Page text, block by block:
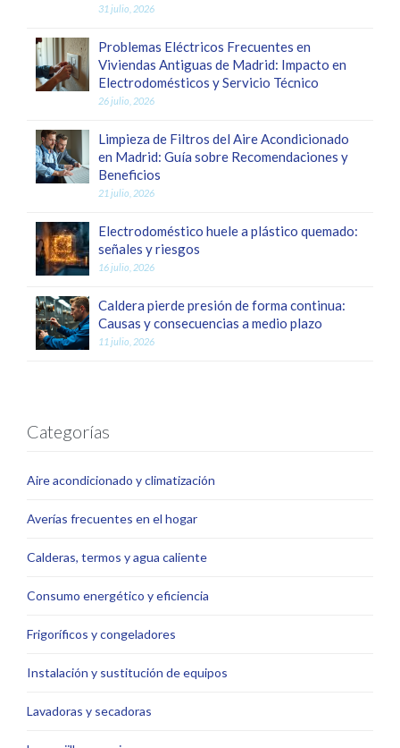
31 julio, 2026
Problemas Eléctricos Frecuentes en
Viviendas Antiguas de Madrid: Impacto en
Electrodomésticos y Servicio Técnico
26 julio, 2026
Limpieza de Filtros del Aire Acondicionado
en Madrid: Guía sobre Recomendaciones y
Beneficios
21 julio, 2026
Electrodoméstico huele a plástico quemado:
señales y riesgos
16 julio, 2026
Caldera pierde presión de forma continua:
Causas y consecuencias a medio plazo
11 julio, 2026
Categorías
Aire acondicionado y climatización
Averías frecuentes en el hogar
Calderas, termos y agua caliente
Consumo energético y eficiencia
Frigoríficos y congeladores
Instalación y sustitución de equipos
Lavadoras y secadoras